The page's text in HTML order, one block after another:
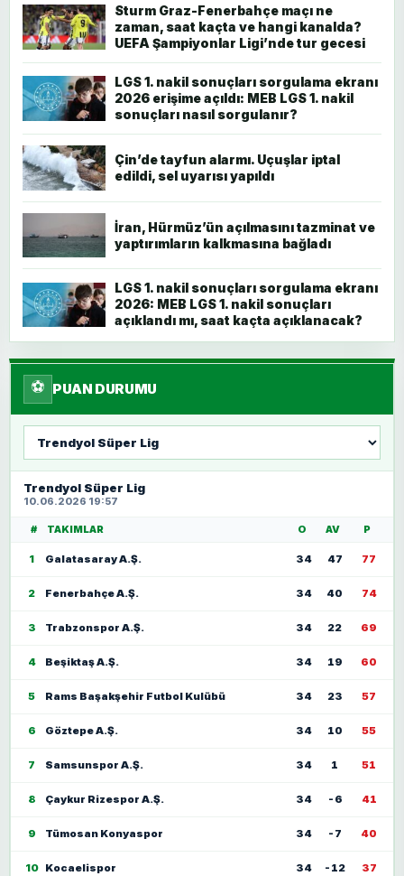
Sturm Graz-Fenerbahçe maçı ne
zaman, saat kaçta ve hangi kanalda?
UEFA Şampiyonlar Ligi’nde tur gecesi
LGS 1. nakil sonuçları sorgulama ekranı
2026 erişime açıldı: MEB LGS 1. nakil
sonuçları nasıl sorgulanır?
Çin’de tayfun alarmı. Uçuşlar iptal
edildi, sel uyarısı yapıldı
İran, Hürmüz’ün açılmasını tazminat ve
yaptırımların kalkmasına bağladı
LGS 1. nakil sonuçları sorgulama ekranı
2026: MEB LGS 1. nakil sonuçları
açıklandı mı, saat kaçta açıklanacak?
⚽ PUAN DURUMU
seç
Trendyol Süper Lig
10.06.2026 19:57
# TAKIMLAR O AV P
1 Galatasaray A.Ş. 34 47 77
2 Fenerbahçe A.Ş. 34 40 74
3 Trabzonspor A.Ş. 34 22 69
4 Beşiktaş A.Ş. 34 19 60
5 Rams Başakşehir Futbol Kulübü 34 23 57
6 Göztepe A.Ş. 34 10 55
7 Samsunspor A.Ş. 34 1 51
8 Çaykur Rizespor A.Ş. 34 -6 41
9 Tümosan Konyaspor 34 -7 40
10 Kocaelispor 34 -12 37